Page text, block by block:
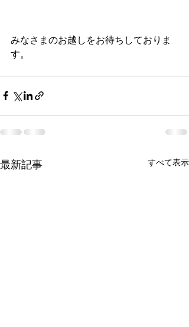
みなさまのお越しをお待ちしておりま
す。
最新記事 すべて表示